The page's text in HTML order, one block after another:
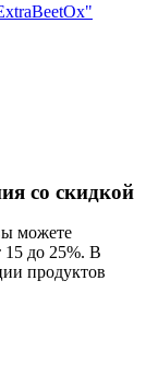
со скидкой
можете
15 до 25%. В
продуктов